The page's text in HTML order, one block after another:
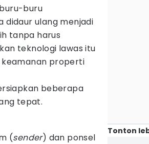
buru
didaur ulang menjadi
tanpa harus
teknologi lawas itu
keamanan properti
beberapa
tepat.
(sender) dan ponsel
Tonton